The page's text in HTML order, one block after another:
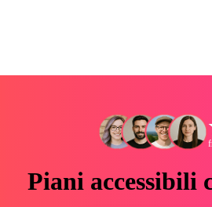
Piani accessibili